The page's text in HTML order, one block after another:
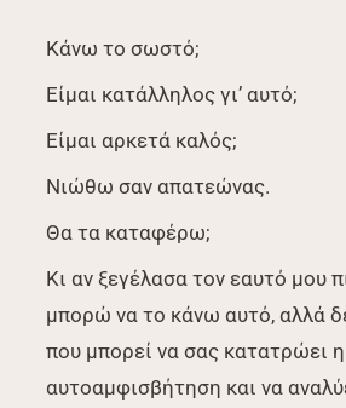
Κάνω το σωστό;
Είμαι κατάλληλος γι’ αυτό;
Είμαι αρκετά καλός;
Νιώθω σαν απατεώνας.
Θα τα καταφέρω;
Κι αν ξεγέλασα τον εαυτό μου
μπορώ να το κάνω αυτό, αλλά
που μπορεί να σας κατατρώει η
αυτοαμφισβήτηση και να